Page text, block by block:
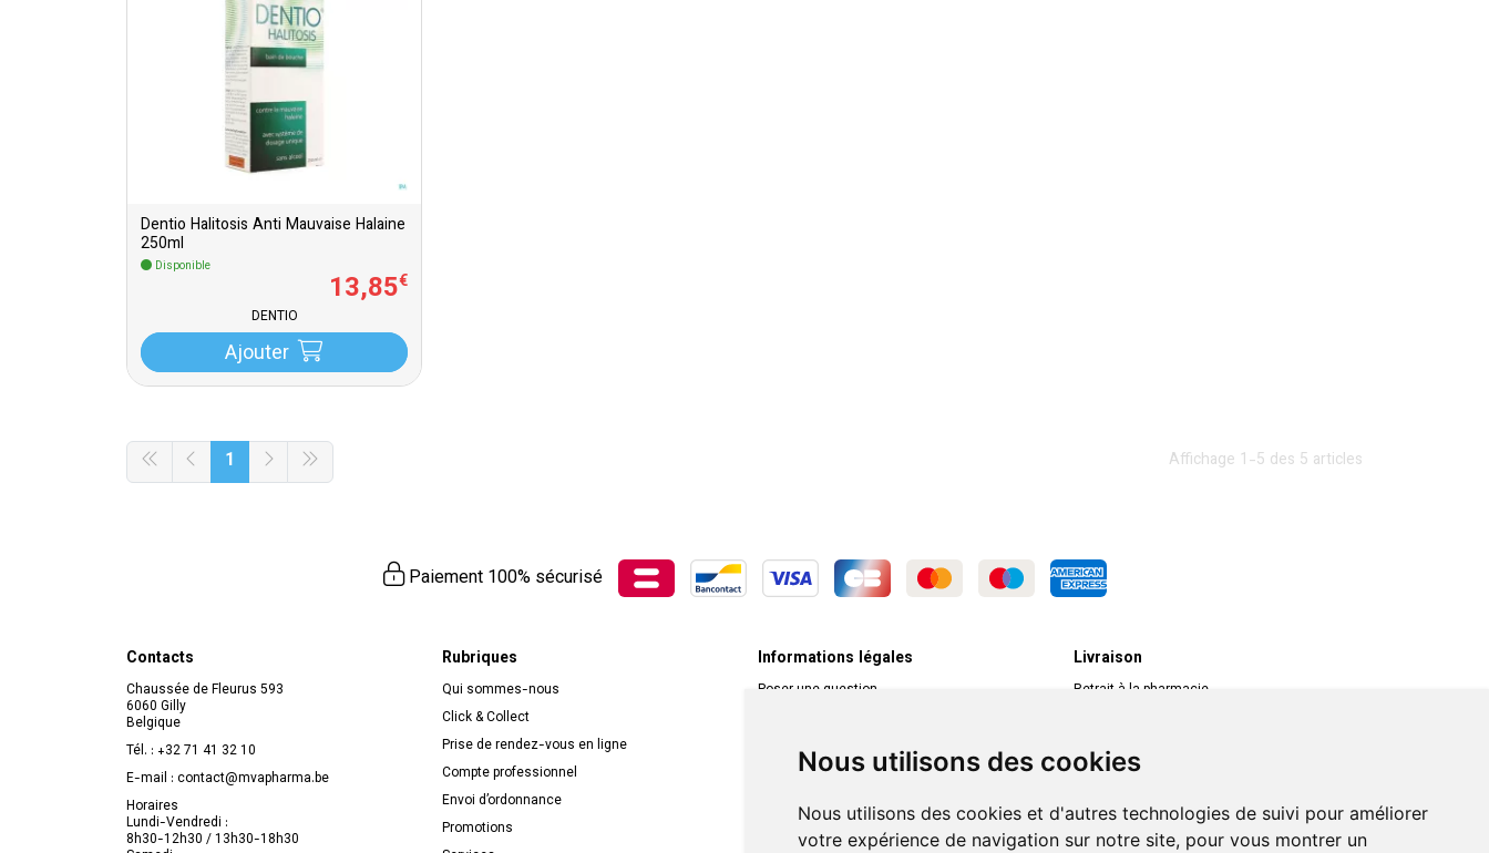
Nous utilisons des cookies
Nous utilisons des cookies et d'autres technologies de suivi pour améliorer
votre expérience de navigation sur notre site, pour vous montrer un
Dentio Halitosis Anti Mauvaise Halaine
250ml
Disponible
13,85€
DENTIO
Ajouter
Affichage 1-5 des 5 articles
1
Paiement 100% sécurisé
Contacts
Chaussée de Fleurus 593
6060 Gilly
Belgique
Tél. : +32 71 41 32 10
E-mail : contact@mvapharma.be
Horaires
Lundi-Vendredi :
8h30-12h30 / 13h30-18h30
Rubriques
Qui sommes-nous
Click & Collect
Prise de rendez-vous en ligne
Compte professionnel
Envoi d’ordonnance
Promotions
Informations légales
Poser une question
Livraison
Retrait à la pharmacie
Livraison dans un Point Relais